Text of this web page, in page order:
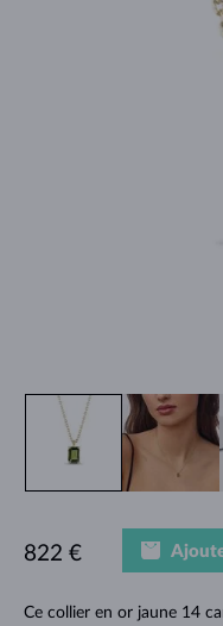
Ce collier en or jaune 14
822 €